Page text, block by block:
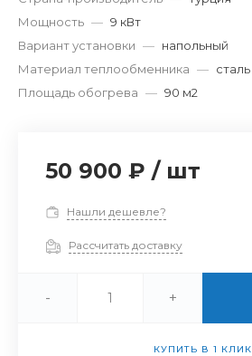
Мощность — 9 кВт
Вариант установки — напольный
Материал теплообменника — сталь
Площадь обогрева — 90 м2
50 900 ₽ / шт
Нашли дешевле?
Рассчитать доставку
- +
КУПИТЬ В 1 КЛИК